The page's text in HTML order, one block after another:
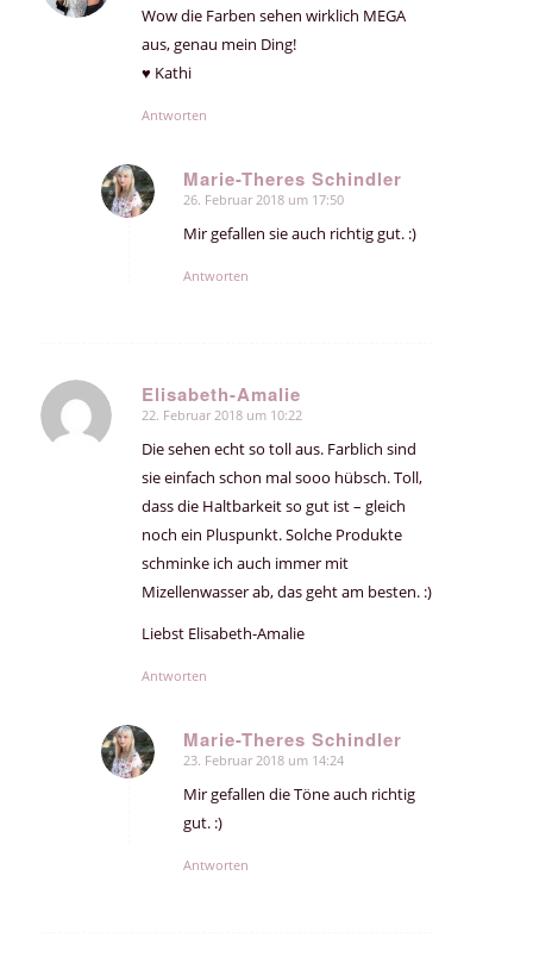
Wow die Farben sehen wirklich MEGA
aus, genau mein Ding!
♥ Kathi
Antworten
Marie-Theres Schindler
sagte:
26. Februar 2018 um 17:50
Mir gefallen sie auch richtig gut. :)
Antworten
Elisabeth-Amalie
sagte:
22. Februar 2018 um 10:22
Die sehen echt so toll aus. Farblich sind
sie einfach schon mal sooo hübsch. Toll,
dass die Haltbarkeit so gut ist – gleich
noch ein Pluspunkt. Solche Produkte
schminke ich auch immer mit
Mizellenwasser ab, das geht am besten. :)
Liebst Elisabeth-Amalie
Antworten
Marie-Theres Schindler
sagte:
23. Februar 2018 um 14:24
Mir gefallen die Töne auch richtig
gut. :)
Antworten